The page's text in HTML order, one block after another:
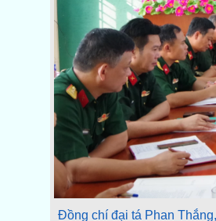
Đồng chí đại tá Phan